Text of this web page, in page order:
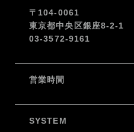
〒104-0061
東京都中央区銀座8-2-1
03-3572-9161
営業時間
SYSTEM